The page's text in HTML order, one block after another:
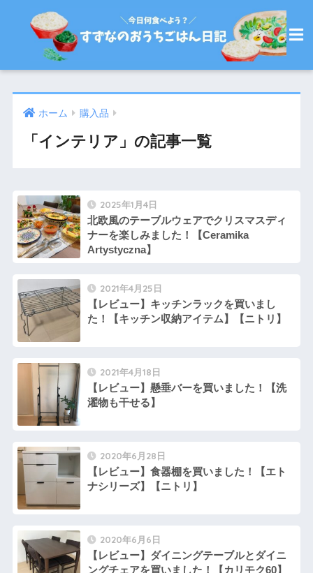
ホーム 購入品
「インテリア」の記事一覧
2025年1月4日
北欧風のテーブルウェアでクリスマスディ
ナーを楽しみました！【Ceramika
Artystyczna】
2021年4月25日
【レビュー】キッチンラックを買いまし
た！【キッチン収納アイテム】【ニトリ】
2021年4月18日
【レビュー】懸垂バーを買いました！【洗
濯物も干せる】
2020年6月28日
【レビュー】食器棚を買いました！【エト
ナシリーズ】【ニトリ】
2020年6月6日
【レビュー】ダイニングテーブルとダイニ
ングチェアを買いました！【カリモク60】